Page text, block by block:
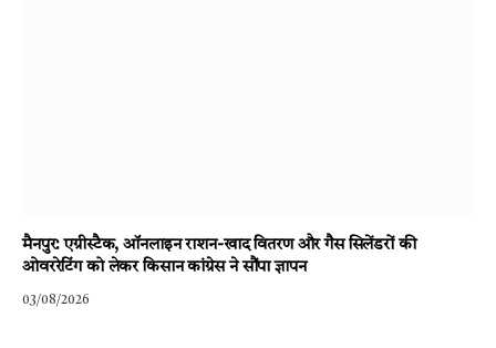
मैनपुर: एग्रीस्टैक, ऑनलाइन राशन-खाद वितरण और गैस सिलेंडरों की
ओवररेटिंग को लेकर किसान कांग्रेस ने सौंपा ज्ञापन
03/08/2026